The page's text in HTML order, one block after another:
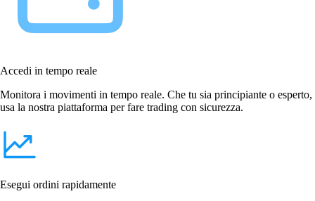
Accedi in tempo reale
Monitora i movimenti in tempo reale. Che tu sia principiante o esperto,
usa la nostra piattaforma per fare trading con sicurezza.
Esegui ordini rapidamente